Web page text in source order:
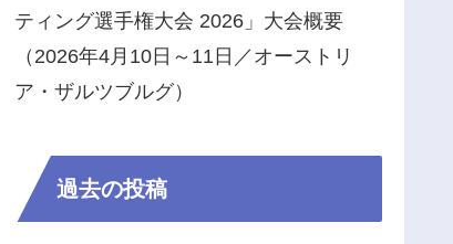
ティング選手権大会 2026」大会概要
（2026年4月10日～11日／オーストリ
ア・ザルツブルグ）
過去の投稿